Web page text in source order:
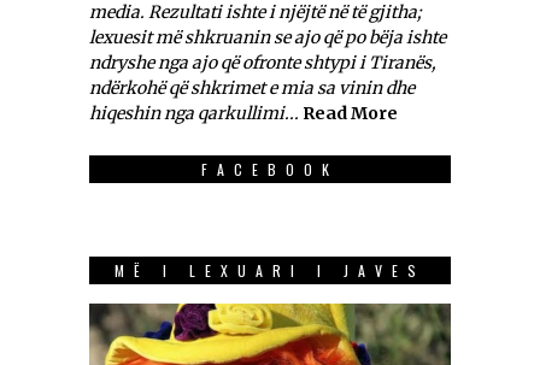
media. Rezultati ishte i njëjtë në të gjitha;
lexuesit më shkruanin se ajo që po bëja ishte
ndryshe nga ajo që ofronte shtypi i Tiranës,
ndërkohë që shkrimet e mia sa vinin dhe
hiqeshin nga qarkullimi... Read More
FACEBOOK
MË I LEXUARI I JAVES